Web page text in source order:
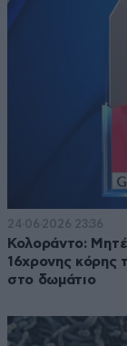
24·06·2026 23:36
Κολοράντο:
16χρονης κόρης
στο δωμάτιο